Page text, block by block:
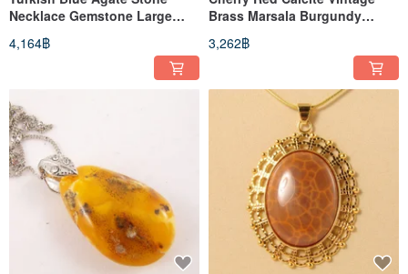
Necklace Gemstone Large
Jewelry
4,164฿
Brass Marsala Burgundy
Jewelry
3,262฿